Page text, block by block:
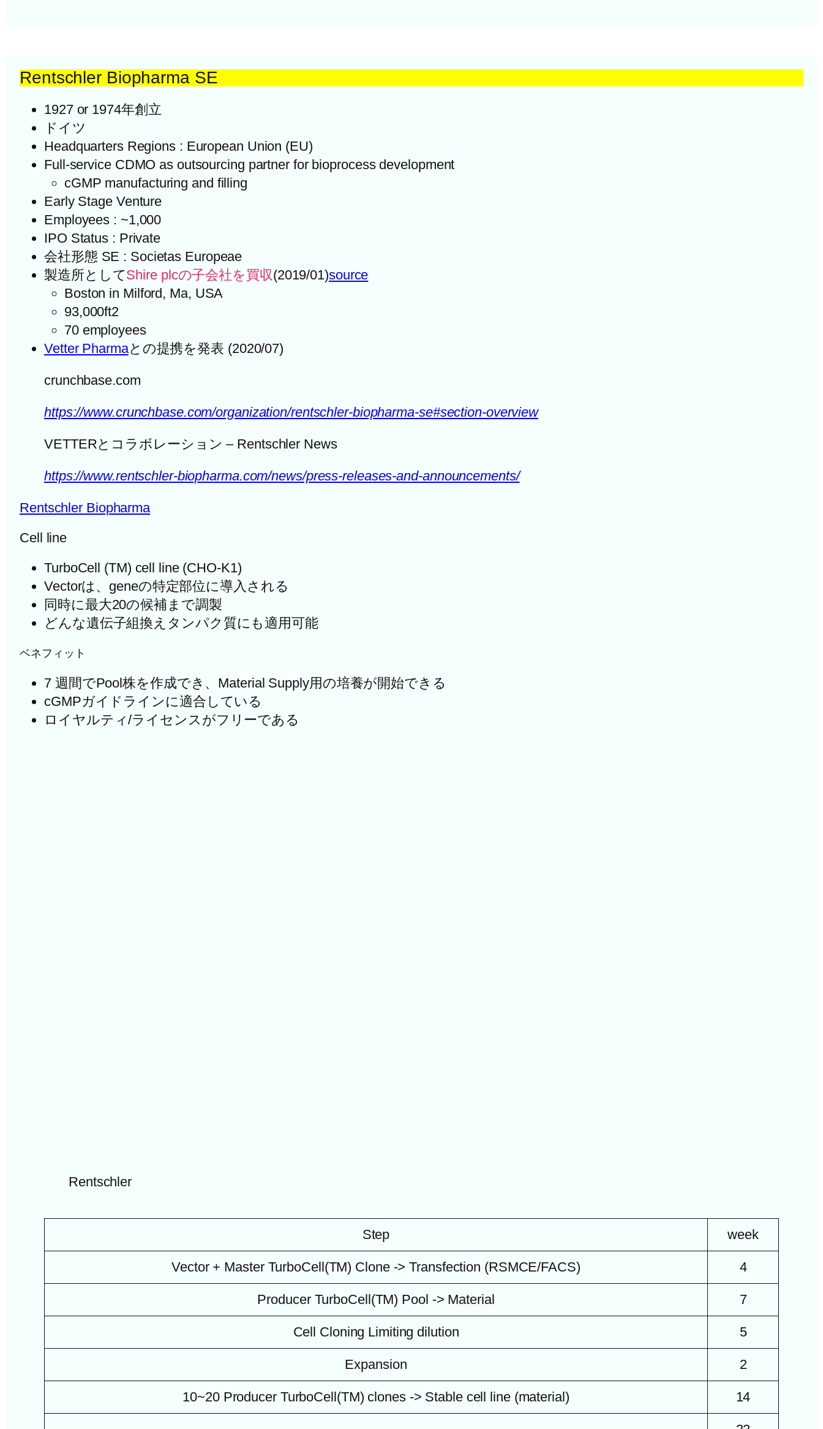
Rentschler Biopharma SE
1927 or 1974年創立
ドイツ
Headquarters Regions : European Union (EU)
Full-service CDMO as outsourcing partner for bioprocess development
cGMP manufacturing and filling
Early Stage Venture
Employees : ~1,000
IPO Status : Private
会社形態 SE : Societas Europeae
製造所としてShire plcの子会社を買収(2019/01)source
Boston in Milford, Ma, USA
93,000ft2
70 employees
Vetter Pharmaとの提携を発表 (2020/07)
crunchbase.com
https://www.crunchbase.com/organization/rentschler-biopharma-se#section-overview
VETTERとコラボレーション – Rentschler News
https://www.rentschler-biopharma.com/news/press-releases-and-announcements/
Rentschler Biopharma
Cell line
TurboCell (TM) cell line (CHO-K1)
Vectorは、geneの特定部位に導入される
同時に最大20の候補まで調製
どんな遺伝子組換えタンパク質にも適用可能
ベネフィット
7 週間でPool株を作成でき、Material Supply用の培養が開始できる
cGMPガイドラインに適合している
ロイヤルティ/ライセンスがフリーである
Rentschler
Step week
Vector + Master TurboCell(TM) Clone -> Transfection (RSMCE/FACS) 4
Producer TurboCell(TM) Pool -> Material 7
Cell Cloning Limiting dilution 5
Expansion 2
10~20 Producer TurboCell(TM) clones -> Stable cell line (material) 14